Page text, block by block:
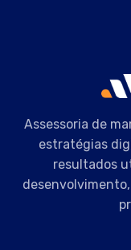
Assessoria de
estratégias
resultados